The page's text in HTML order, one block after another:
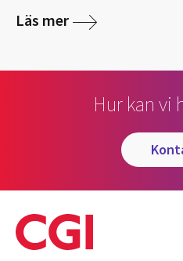
Läs mer
Hur kan vi